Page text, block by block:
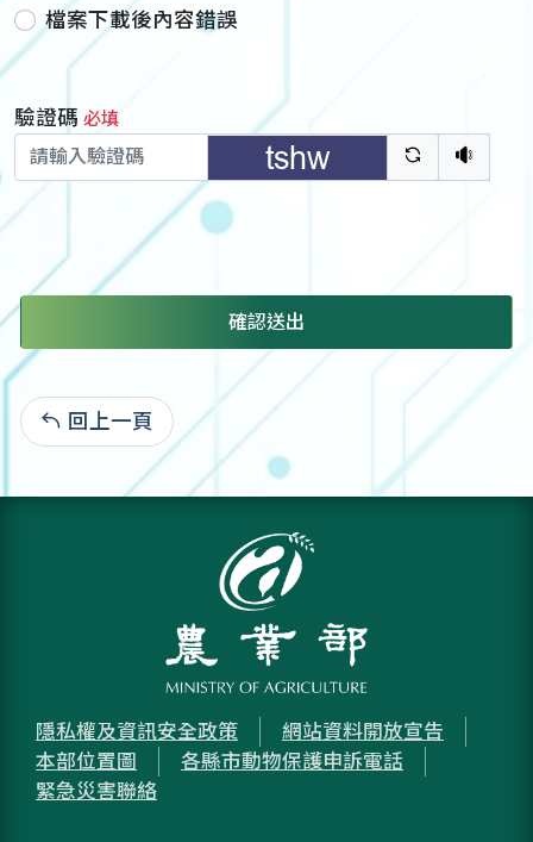
檔案下載後內容錯誤
驗證碼 必填
驗證碼重新
聽語
確認送出
回上一頁
隱私權及資訊安全政策
網站資料開放宣告
本部位置圖
各縣市動物保護申訴電話
緊急災害聯絡